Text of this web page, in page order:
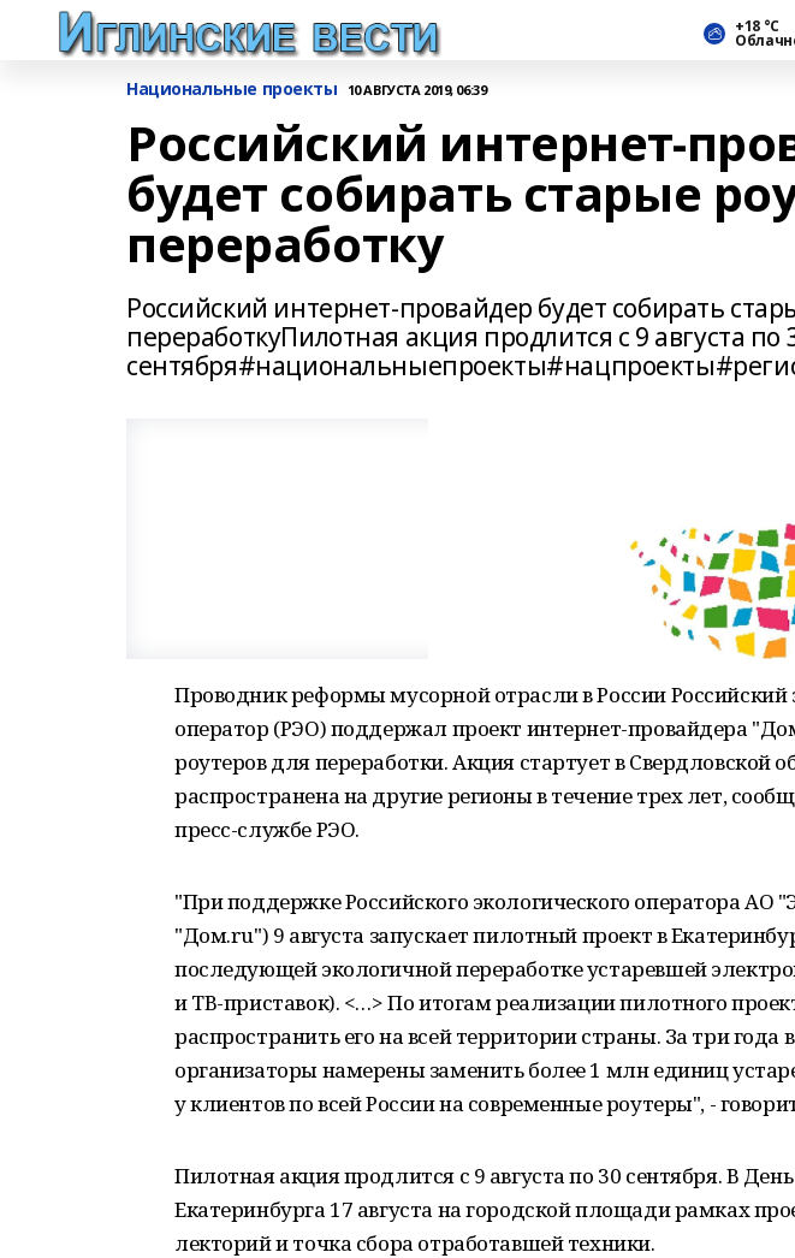
+18 °С
Национальные проекты 10 АВГУСТА 2019, 06:39
Российский интернет-
будет собирать старые
переработку
Российский интернет-провайдер будет собирать
переработкуПилотная акция продлится с 9 августа по
Проводник реформы мусорной отрасли в России Российский
оператор (РЭО) поддержал проект интернет-провайдера
роутеров для переработки. Акция стартует в Свердловской
распространена на другие регионы в течение трех лет,
пресс-службе РЭО.
"При поддержке Российского экологического оператора АО
"Дом.ru") 9 августа запускает пилотный проект в
последующей экологичной переработке устаревшей
и ТВ-приставок). <…> По итогам реализации пилотного
распространить его на всей территории страны. За три года
организаторы намерены заменить более 1 млн единиц
у клиентов по всей России на современные роутеры", -
Пилотная акция продлится с 9 августа по 30 сентября. В
Екатеринбурга 17 августа на городской площади рамках
лекторий и точка сбора отработавшей техники.